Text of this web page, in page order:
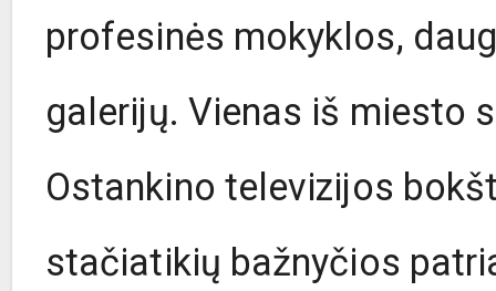
profesinės mokyklos,
galerijų. Vienas iš miesto
Ostankino televizijos
stačiatikių bažnyčios